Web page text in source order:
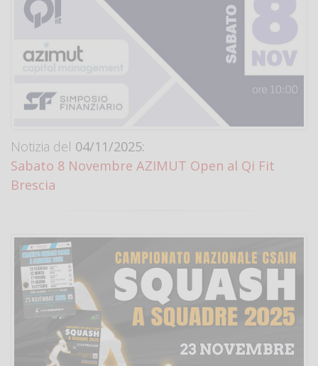
Notizia del 04/11/2025:
Sabato 8 Novembre AZIMUT Open al Qi Fit
Brescia